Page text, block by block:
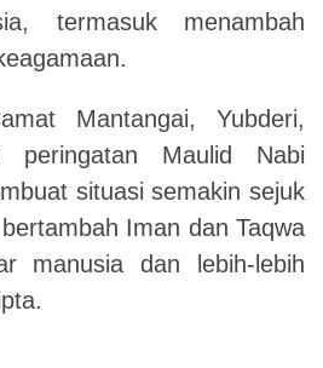
termasuk menambah
Mantangai, Yubderi,
peringatan Maulid Nabi
situasi semakin sejuk
Iman dan Taqwa
manusia dan lebih-lebih